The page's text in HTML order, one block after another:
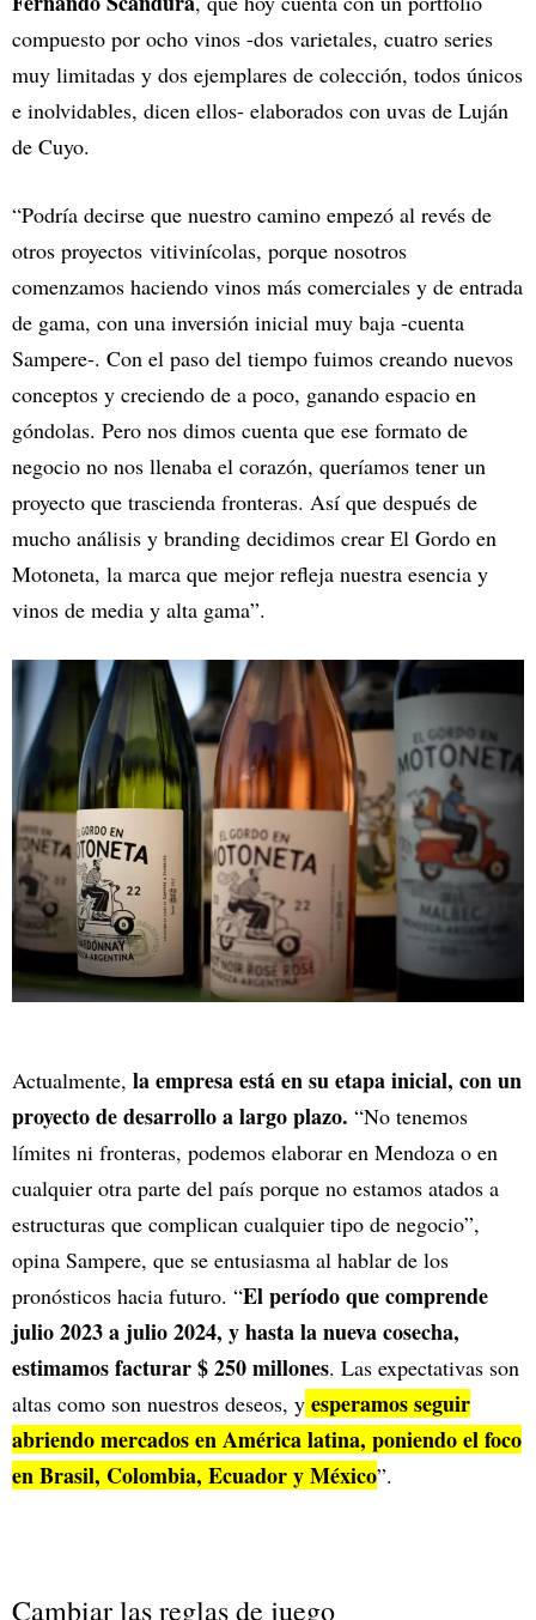
compuesto por ocho vinos -dos varietales, cuatro series
muy limitadas y dos ejemplares de colección, todos únicos
e inolvidables, dicen ellos- elaborados con uvas de Luján
de Cuyo.
“Podría decirse que nuestro camino empezó al revés de
otros proyectos vitivinícolas, porque nosotros
comenzamos haciendo vinos más comerciales y de entrada
de gama, con una inversión inicial muy baja -cuenta
Sampere-. Con el paso del tiempo fuimos creando nuevos
conceptos y creciendo de a poco, ganando espacio en
góndolas. Pero nos dimos cuenta que ese formato de
negocio no nos llenaba el corazón, queríamos tener un
proyecto que trascienda fronteras. Así que después de
mucho análisis y branding decidimos crear El Gordo en
Motoneta, la marca que mejor refleja nuestra esencia y
vinos de media y alta gama”.
Actualmente, la empresa está en su etapa inicial, con un
proyecto de desarrollo a largo plazo. “No tenemos
límites ni fronteras, podemos elaborar en Mendoza o en
cualquier otra parte del país porque no estamos atados a
estructuras que complican cualquier tipo de negocio”,
opina Sampere, que se entusiasma al hablar de los
pronósticos hacia futuro. “El período que comprende
julio 2023 a julio 2024, y hasta la nueva cosecha,
estimamos facturar $ 250 millones. Las expectativas son
altas como son nuestros deseos, y esperamos seguir
abriendo mercados en América latina, poniendo el foco
en Brasil, Colombia, Ecuador y México”.
Cambiar las reglas de juego